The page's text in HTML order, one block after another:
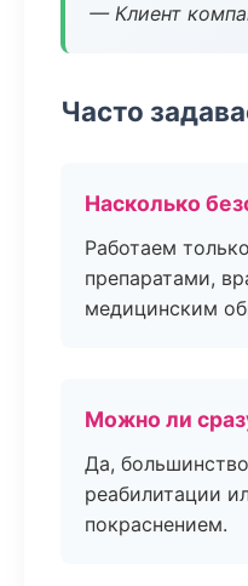
— Клиент
Часто
Насколько
Работаем
препаратами,
медицинским
Можно ли
Да,
реабилитации
покраснением.